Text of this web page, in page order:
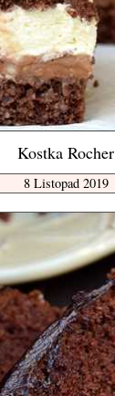
Kostka Rocher
8 Listopad 2019